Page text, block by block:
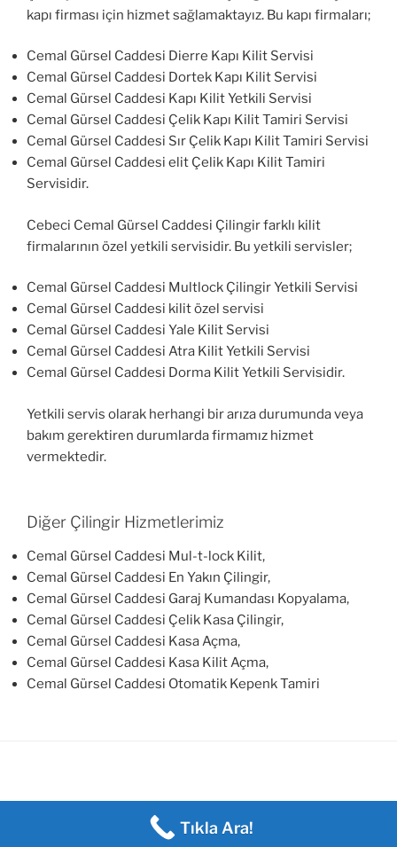
kapı firması için hizmet sağlamaktayız. Bu kapı firmaları;
Cemal Gürsel Caddesi Dierre Kapı Kilit Servisi
Cemal Gürsel Caddesi Dortek Kapı Kilit Servisi
Cemal Gürsel Caddesi Kapı Kilit Yetkili Servisi
Cemal Gürsel Caddesi Çelik Kapı Kilit Tamiri Servisi
Cemal Gürsel Caddesi Sır Çelik Kapı Kilit Tamiri Servisi
Cemal Gürsel Caddesi elit Çelik Kapı Kilit Tamiri
Servisidir.
Cebeci Cemal Gürsel Caddesi Çilingir farklı kilit
firmalarının özel yetkili servisidir. Bu yetkili servisler;
Cemal Gürsel Caddesi Multlock Çilingir Yetkili Servisi
Cemal Gürsel Caddesi kilit özel servisi
Cemal Gürsel Caddesi Yale Kilit Servisi
Cemal Gürsel Caddesi Atra Kilit Yetkili Servisi
Cemal Gürsel Caddesi Dorma Kilit Yetkili Servisidir.
Yetkili servis olarak herhangi bir arıza durumunda veya
bakım gerektiren durumlarda firmamız hizmet
vermektedir.
Diğer Çilingir Hizmetlerimiz
Cemal Gürsel Caddesi Mul-t-lock Kilit,
Cemal Gürsel Caddesi En Yakın Çilingir,
Cemal Gürsel Caddesi Garaj Kumandası Kopyalama,
Cemal Gürsel Caddesi Çelik Kasa Çilingir,
Cemal Gürsel Caddesi Kasa Açma,
Cemal Gürsel Caddesi Kasa Kilit Açma,
Cemal Gürsel Caddesi Otomatik Kepenk Tamiri
Tıkla Ara!